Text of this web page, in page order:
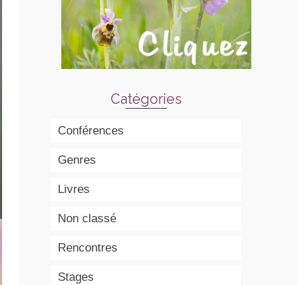
Catégories
Conférences
Genres
Livres
Non classé
Rencontres
Stages